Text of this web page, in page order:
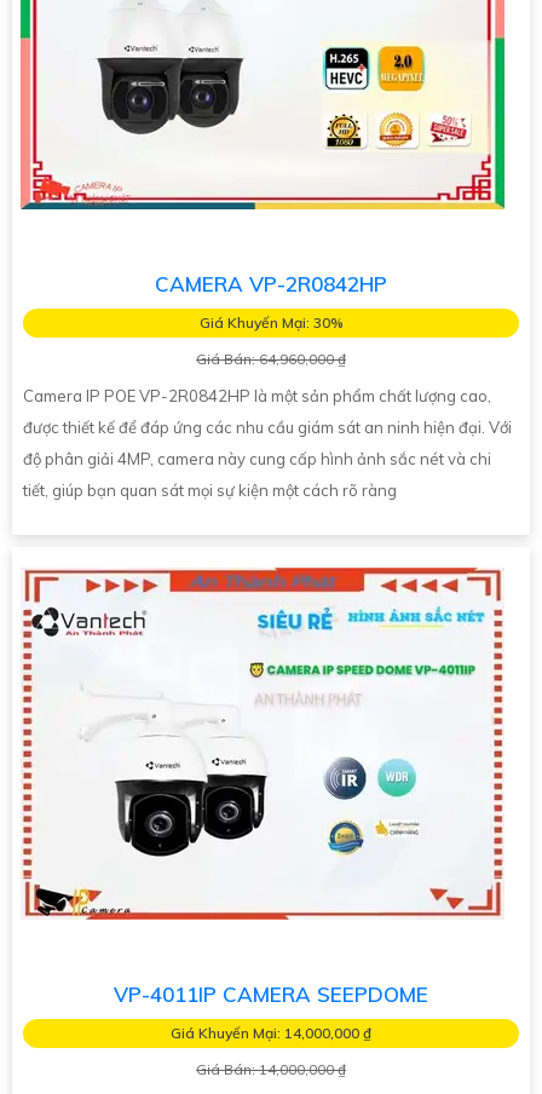
CAMERA VP-2R0842HP
Giá Khuyến Mại: 30%
Giá Bán: 64,960,000 ₫
Camera IP POE VP-2R0842HP là một sản phẩm chất lượng cao,
được thiết kế để đáp ứng các nhu cầu giám sát an ninh hiện đại. Với
độ phân giải 4MP, camera này cung cấp hình ảnh sắc nét và chi
tiết, giúp bạn quan sát mọi sự kiện một cách rõ ràng
VP-4011IP CAMERA SEEPDOME
Giá Khuyến Mại: 14,000,000 ₫
Giá Bán: 14,000,000 ₫